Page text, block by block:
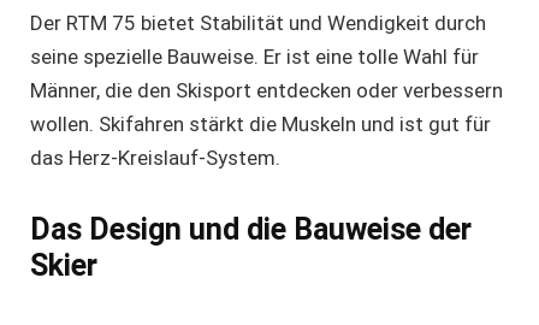
Der RTM 75 bietet Stabilität und Wendigkeit durch
seine spezielle Bauweise. Er ist eine tolle Wahl für
Männer, die den Skisport entdecken oder verbessern
wollen. Skifahren stärkt die Muskeln und ist gut für
das Herz-Kreislauf-System.
Das Design und die Bauweise der
Skier